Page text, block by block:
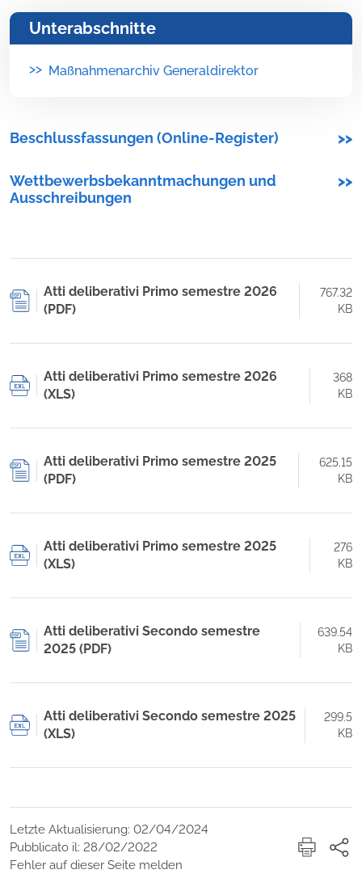
Unterabschnitte
>> Maßnahmenarchiv Generaldirektor
Beschlussfassungen (Online-Register) >>
Wettbewerbsbekanntmachungen und
Ausschreibungen
>>
Atti deliberativi Primo semestre 2026
(PDF)
767.32
KB
Atti deliberativi Primo semestre 2026
(XLS)
368
KB
Atti deliberativi Primo semestre 2025
(PDF)
625.15
KB
Atti deliberativi Primo semestre 2025
(XLS)
276
KB
Atti deliberativi Secondo semestre
2025 (PDF)
639.54
KB
Atti deliberativi Secondo semestre 2025
(XLS)
299.5
KB
Letzte Aktualisierung: 02/04/2024
Pubblicato il: 28/02/2022
Fehler auf dieser Seite melden